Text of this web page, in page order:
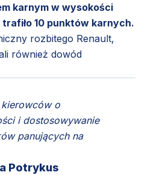
karnym w wysokości
10 punktów karnych.
rozbitego Renault,
również dowód
o
i dostosowywanie
panujących na
Potrykus